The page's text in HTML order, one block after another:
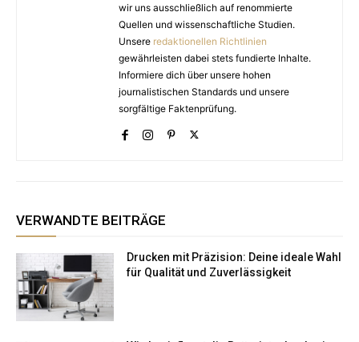
wir uns ausschließlich auf renommierte
Quellen und wissenschaftliche Studien.
Unsere redaktionellen Richtlinien
gewährleisten dabei stets fundierte Inhalte.
Informiere dich über unsere hohen
journalistischen Standards und unsere
sorgfältige Faktenprüfung.
VERWANDTE BEITRÄGE
Drucken mit Präzision: Deine ideale Wahl
für Qualität und Zuverlässigkeit